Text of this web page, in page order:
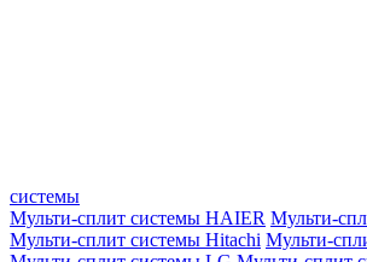
системы
Мульти-сплит системы HAIER Мульти-
Мульти-сплит системы Hitachi Мульти-